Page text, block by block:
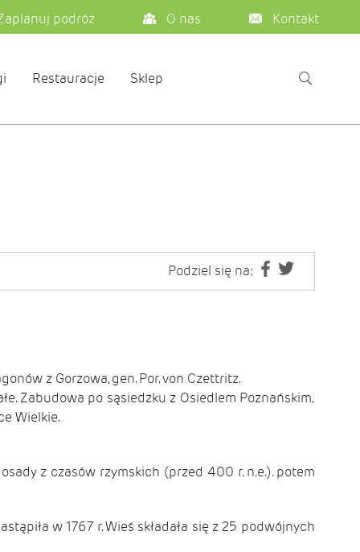
podróż O nas Kontakt
Restauracje Sklep
Podziel się na:
z Gorzowa, gen. Por. von Czettritz.
Zabudowa po sąsiedzku z Osiedlem Poznańskim,
Wielkie.
z czasów rzymskich (przed 400 r. n.e.). potem
w 1767 r. Wieś składała się z 25 podwójnych